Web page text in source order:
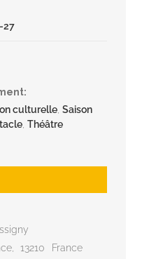
27
culturelle, Saison
, Théâtre
, 13210
France